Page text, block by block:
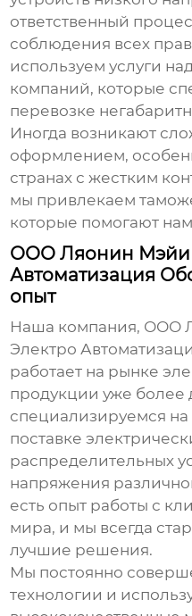
ответственный
соблюдения всех
используем услуги
компаний, которые
перевозке
Иногда возникают
оформлением,
странах с жестким
мы привлекаем
которые помогают
ООО Ляонин
Автоматизация
опыт
Наша компания, ООО
Электро
работает на рынке
продукции уже более
специализируемся на
поставке
распределительных
напряжения
есть опыт работы с
мира, и мы всегда
лучшие решения.
Мы постоянно
технологии и